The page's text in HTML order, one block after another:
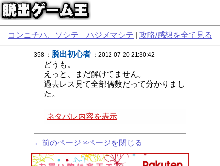
コンニチハ、ソシテ ハジメマシテ 攻略/感想を全て見る
358 ： 脱出初心者 ：2012-07-20 21:30:42
どうも。
えっと、まだ解けてません。
過去レス見て全部偶数だって分かりまし
た。
ネタバレ内容を表示
←前のページ ×ページを閉じる